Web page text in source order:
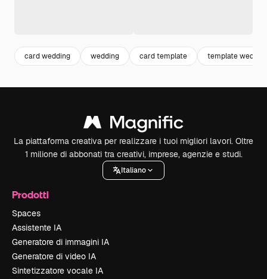
card wedding wedding card template template
La piattaforma creativa per realizzare i tuoi migliori lavori. Oltre
1 milione di abbonati tra creativi, imprese, agenzie e studi.
Italiano
Prodotti
Spaces
Assistente IA
Generatore di immagini IA
Generatore di video IA
Sintetizzatore vocale IA